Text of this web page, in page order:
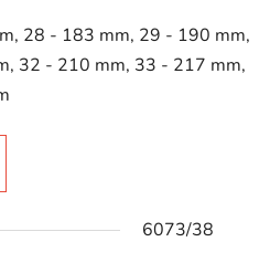
28 - 183 mm, 29 - 190 mm,
32 - 210 mm, 33 - 217 mm,
6073/38